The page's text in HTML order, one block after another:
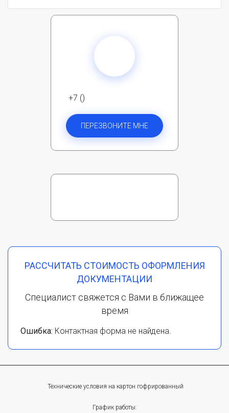
+7 ()
ПЕРЕЗВОНИТЕ МНЕ
РАССЧИТАТЬ СТОИМОСТЬ ОФОРМЛЕНИЯ
ДОКУМЕНТАЦИИ
Специалист свяжется с Вами в ближащее
время
Ошибка: Контактная форма не найдена.
Технические условия на картон гофрированный
График работы: